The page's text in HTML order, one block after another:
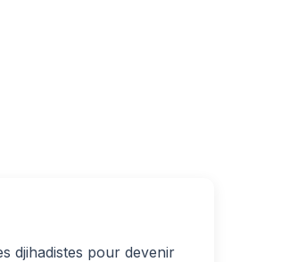
djihadistes pour devenir